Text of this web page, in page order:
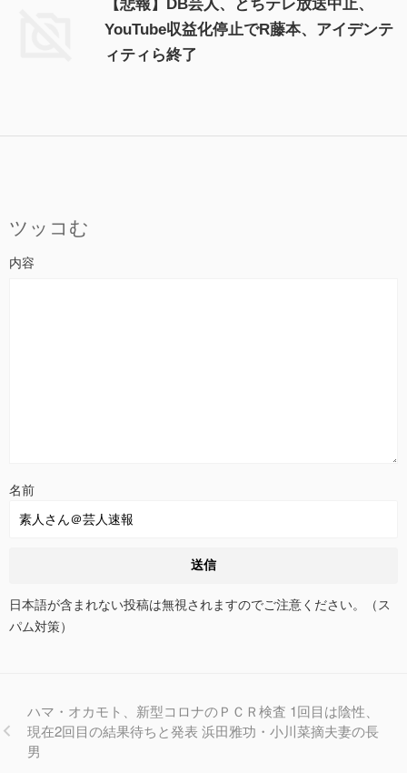
【悲報】DB芸人、とちテレ放送中止、
YouTube収益化停止でR藤本、アイデンテ
ィティら終了
ツッコむ
名前
日本語が含まれない投稿は無視されますのでご注意ください。（ス
パム対策）
ハマ・オカモト、新型コロナのＰＣＲ検査 1回目は陰性、
現在2回目の結果待ちと発表 浜田雅功・小川菜摘夫妻の長
男